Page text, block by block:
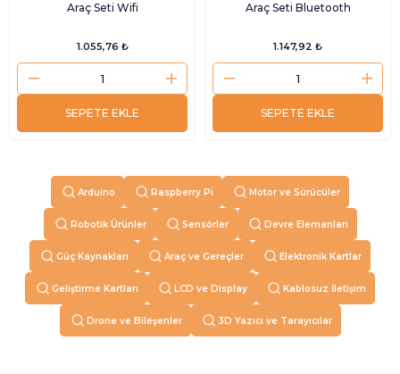
Araç Seti Wifi
1.055,76 ₺
SEPETE EKLE
Araç Seti Bluetooth
1.147,92 ₺
SEPETE EKLE
Arduino Raspberry Pi Motor ve Sürücüler
Robotik Ürünler Sensörler Devre Elemanları
Güç Kaynakları Araç ve Gereçler Elektronik Kartlar
Geliştirme Kartları LCD ve Display Kablosuz İletişim
Drone ve Bileşenler 3D Yazıcı ve Tarayıcılar